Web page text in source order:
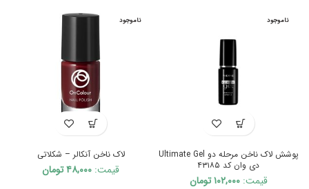
ناموجود
پوشش لاک ناخن مرحله دو Ultimate Gel
دی وان کد ۴۳۱۸۵
قیمت:۱۰۲,۰۰۰ تومان
ناموجود
لاک ناخن آنکالر – شکلاتی
قیمت: ۴۸,۰۰۰تومان